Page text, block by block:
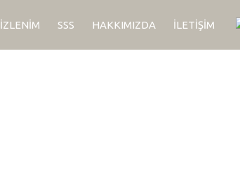
İZLENIM SSS HAKKIMIZDA İLETIŞIM